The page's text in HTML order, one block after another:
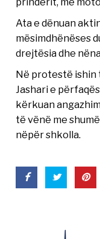
Ata e dënuan
mësimdhënëses
drejtësia dhe
Në protestë ishin
Jashari e
kërkuan
të vënë me
nëpër shkolla.